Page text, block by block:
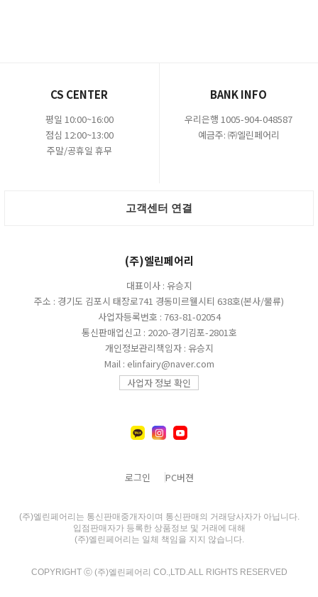
CS CENTER
평일 10:00~16:00
점심 12:00~13:00
주말/공휴일 휴무
BANK INFO
우리은행 1005-904-048587
예금주: ㈜엘린페어리
고객센터 연결
(주)엘린페어리
대표이사 : 유승지
주소 : 경기도 김포시 태장로741 경동미르웰시티 638호(본사/물류)
사업자등록번호 : 763-81-02054
통신판매업신고 : 2020-경기김포-2801호
개인정보관리책임자 : 유승지
Mail : elinfairy@naver.com
사업자 정보 확인
로그인 PC버젼
(주)엘린페어리는 통신판매중개자이며 통신판매의 거래당사자가 아닙니다.
입점판매자가 등록한 상품정보 및 거래에 대해
(주)엘린페어리는 일체 책임을 지지 않습니다.
COPYRIGHT ⓒ (주)엘린페어리 CO.,LTD.ALL RIGHTS RESERVED